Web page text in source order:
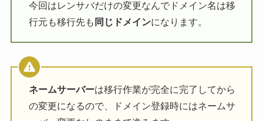
今回はレンサバだけの変更なんでドメイン名は移
行元も移行先も 同じドメインになります。
ネームサーバーは移行作業が完全に完了してから
の変更になるので、ドメイン登録時にはネームサ